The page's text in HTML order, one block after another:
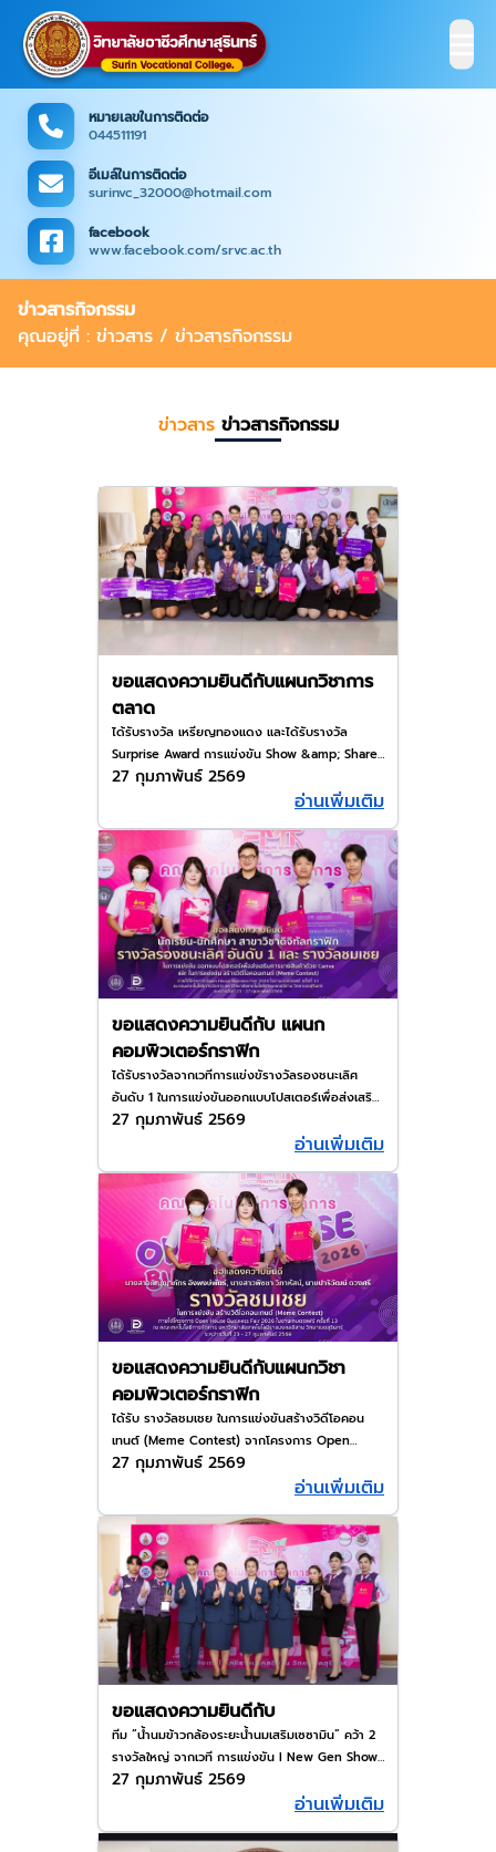
หมายเลขในการติดต่อ
044511191
อีเมล์ในการติดต่อ
surinvc_32000@hotmail.com
facebook
www.facebook.com/srvc.ac.th
ข่าวสารกิจกรรม
คุณอยู่ที่ : ข่าวสาร / ข่าวสารกิจกรรม
ข่าวสารข่าวสารกิจกรรม
ขอแสดงความยินดีกับแผนกวิชาการ
ตลาด
ได้รับรางวัล เหรียญทองแดง และได้รับรางวัล
Surprise Award การแข่งขัน Show &amp; Share
Academic Forum เรื่อง การออกแบบและพัฒนา
ผลิตภัณฑ์เครื่องประดับมงคลแบรนด์ Muyara เพื่อ
สุรินทร์
27 กุมภาพันธ์ 2569
อ่านเพิ่มเติม
ขอแสดงความยินดีกับ แผนก
คอมพิวเตอร์กราฟิก
ได้รับรางวัลจากเวทีการแข่งขัรางวัลรองชนะเลิศ
อันดับ 1 ในการแข่งขันออกแบบโปสเตอร์เพื่อส่งเสริม
การขายด้วย CANVA ระดับ ปวส/ ปริญญาตรี
27 กุมภาพันธ์ 2569
อ่านเพิ่มเติม
ขอแสดงความยินดีกับแผนกวิชา
คอมพิวเตอร์กราฟิก
ได้รับ รางวัลชมเชย ในการแข่งขันสร้างวิดีโอคอน
เทนต์ (Meme Contest) จากโครงการ Open
House Business Fair 2026 ณ มหาวิทยาลัย
เทคโนโลยีราชมงคลอีสาน วิทยาเขตสุรินทร์
27 กุมภาพันธ์ 2569
อ่านเพิ่มเติม
ขอแสดงความยินดีกับ
ทีม “น้ำนมข้าวกล้องระยะน้ำนมเสริมเซซามิน” คว้า 2
รางวัลใหญ่ จากเวที การแข่งขัน I New Gen Show
& Share Oral Presentation 🥇 รางวัลชนะเลิศ
เหรียญทอง 👑 รางวัล GRAND PRIZE
27 กุมภาพันธ์ 2569
อ่านเพิ่มเติม